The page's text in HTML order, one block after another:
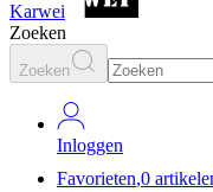
Karwei
Zoeken
Zoeken
Inloggen
Favorieten,0